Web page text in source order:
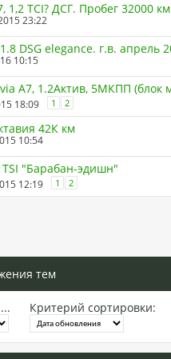
1,2 ТСI? ДСГ. Пробег 32000
23:22
DSG elegance. г.в. апрель
10:15
А7, 1.2Актив, 5МКПП (блок
18:09 1 2
42К км
10:54
"Барабан-эдишн"
12:19 1 2
тем
Критерий сортировки: